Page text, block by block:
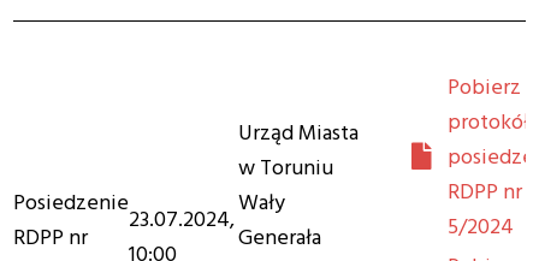
Posiedzenie
RDPP nr
23.07.2024,
10:00
Urząd Miasta
w Toruniu
Wały
Generała
Pobierz
protokół
RDPP nr
5/2024